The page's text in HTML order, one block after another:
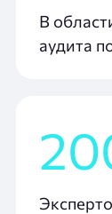
В
аудита